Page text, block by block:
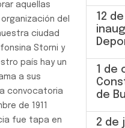
aquellas
del
ciudad
Storni y
país hay un
a sus
convocatoria
de 1911
fue tapa en
12
1 de
de
2 de